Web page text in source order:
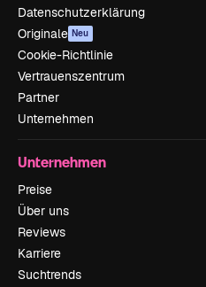
Datenschutzerklärung
Originale Neu
Cookie-Richtlinie
Vertrauenszentrum
Partner
Unternehmen
Unternehmen
Preise
Über uns
Reviews
Karriere
Suchtrends